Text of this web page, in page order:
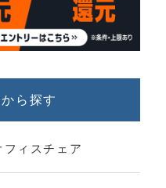
ら探す
フィスチェア